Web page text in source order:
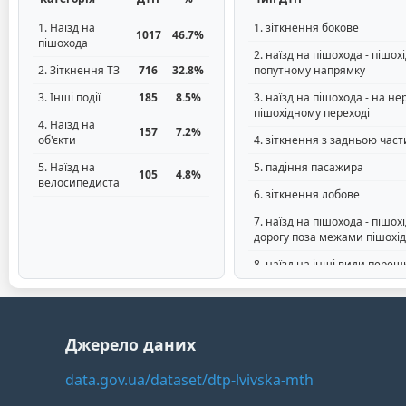
1. Наїзд на
пішохода
1017 46.7%
2. Зіткнення ТЗ 716
32.8%
3. Інші події
185
8.5%
4. Наїзд на
об'єкти
157 7.2%
5. Наїзд на
велосипедиста
105 4.8%
1. зіткнення бокове
2. наїзд на пішохода -
попутному напрямку
3. наїзд на пішохода - на
пішохідному переході
4. зіткнення з задньою
5. падіння пасажира
6. зіткнення лобове
7. наїзд на пішохода -
дорогу поза межами
8. наїзд на інші види
9. наїзд на пішохода - на
Джерело даних
data.gov.ua/dataset/dtp-lvivska-mth